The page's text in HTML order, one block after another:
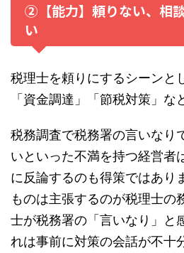
②【能力】頼りない、相
い
税理士を頼りにするシーンと
「資金調達」「節税対策」な
税務調査で税務署の言いなり
いといった不満を持つ経営者
に反論するのも得策ではあり
ものは主張するのが税理士の
士が税務署の「言いなり」と
れは事前に対策の会話が不十